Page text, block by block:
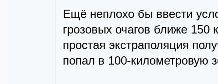
Ещё неплохо бы ввести
грозовых очагов ближе
простая экстраполяция
попал в 100-километровую